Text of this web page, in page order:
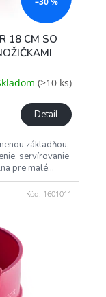
18 CM SO
(>10 ks)
Detail
základňou,
servírovanie
pre malé...
Kód: 1601011